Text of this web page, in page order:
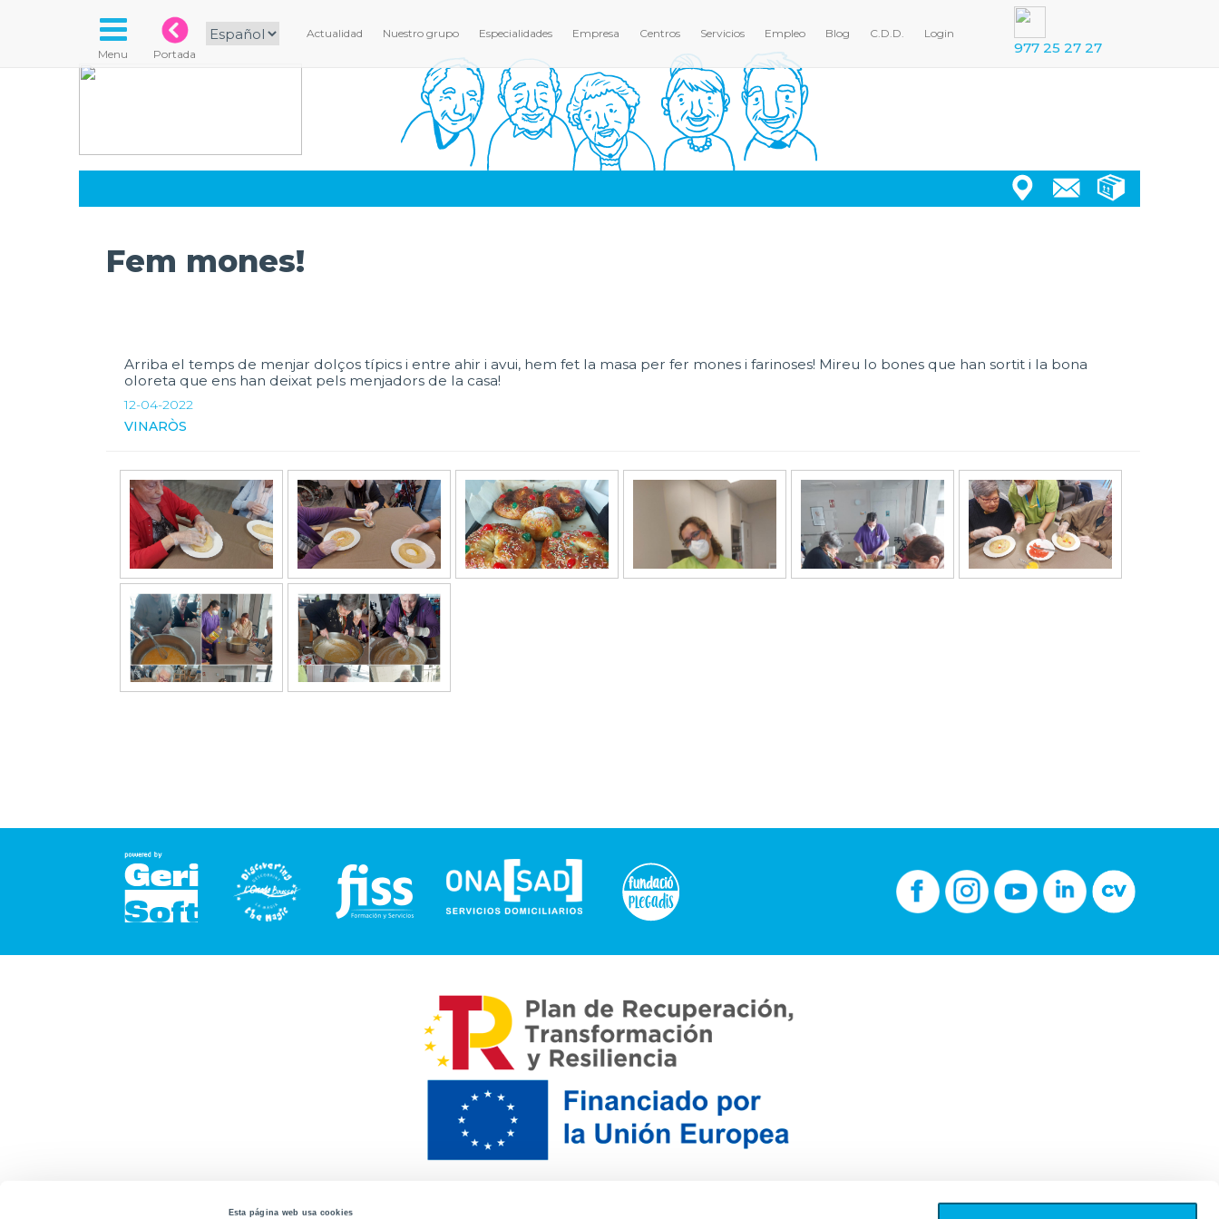
Esta página web usa cookies
Actualidad Nuestro grupo Especialidades Empresa Centros Servicios Empleo Blog C.D.D. Login
977 25 27 27
Menu Portada
Fem mones!
Arriba el temps de menjar dolços típics i entre ahir i avui, hem fet la masa per fer mones i farinoses! Mireu lo bones que han sortit i la bona
oloreta que ens han deixat pels menjadors de la casa!
12-04-2022
VINARÒS